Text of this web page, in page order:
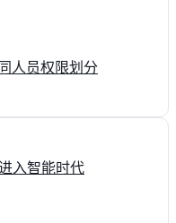
人员权限划分
入智能时代